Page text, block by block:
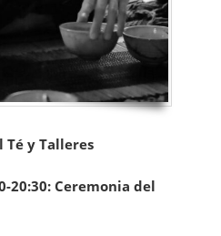
Té y Talleres
20:30: Ceremonia del